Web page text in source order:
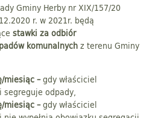
Gminy Herby nr XIX/157/20
r. w 2021r. będą
stawki za odbiór
komunalnychz terenu Gminy
miesiąc –gdy właściciel
segreguje odpady,
miesiąc –gdy właściciel